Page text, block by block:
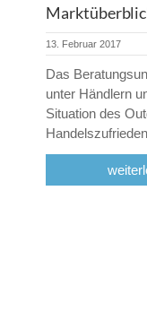
13. Februar 2017
Das
unter Händlern
Situation des